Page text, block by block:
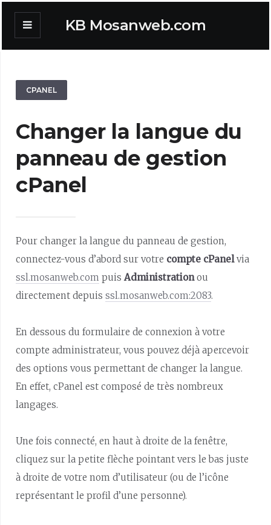
KB Mosanweb.com
CPANEL
Changer la langue du
panneau de gestion
cPanel
Pour changer la langue du panneau de gestion,
connectez-vous d’abord sur votre compte cPanelvia
ssl.mosanweb.com puisAdministrationou
directement depuisssl.mosanweb.com:2083.
En dessous du formulaire de connexion à votre
compte administrateur, vous pouvez déjà apercevoir
des options vous permettant de changer la langue.
En effet, cPanel est composé de très nombreux
langages.
Une fois connecté, en haut à droite de la fenêtre,
cliquez sur la petite flèche pointant vers le bas juste
à droite de votre nom d’utilisateur (ou de l’icône
représentant le profil d’une personne).